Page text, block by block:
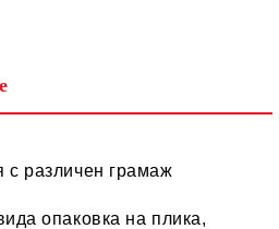
с различен грамаж
опаковка на плика,